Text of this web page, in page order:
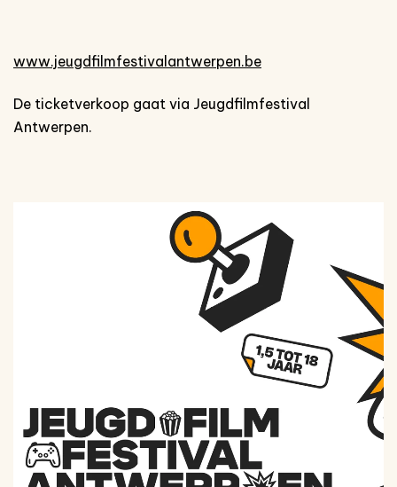
www.jeugdfilmfestivalantwerpen.be
De ticketverkoop gaat via Jeugdfilmfestival
Antwerpen.